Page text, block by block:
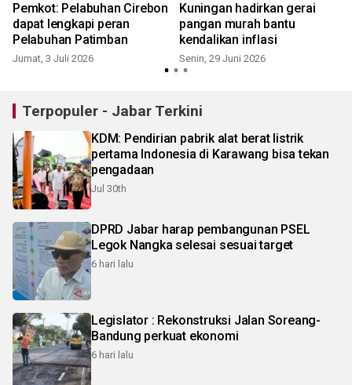
Pemkot: Pelabuhan Cirebon
dapat lengkapi peran
Pelabuhan Patimban
Jumat, 3 Juli 2026
Kuningan hadirkan gerai
pangan murah bantu
kendalikan inflasi
Senin, 29 Juni 2026
Terpopuler - Jabar Terkini
KDM: Pendirian pabrik alat berat listrik
pertama Indonesia di Karawang bisa tekan
pengadaan
Jul 30th
DPRD Jabar harap pembangunan PSEL
Legok Nangka selesai sesuai target
6 hari lalu
Legislator : Rekonstruksi Jalan Soreang-
Bandung perkuat ekonomi
6 hari lalu